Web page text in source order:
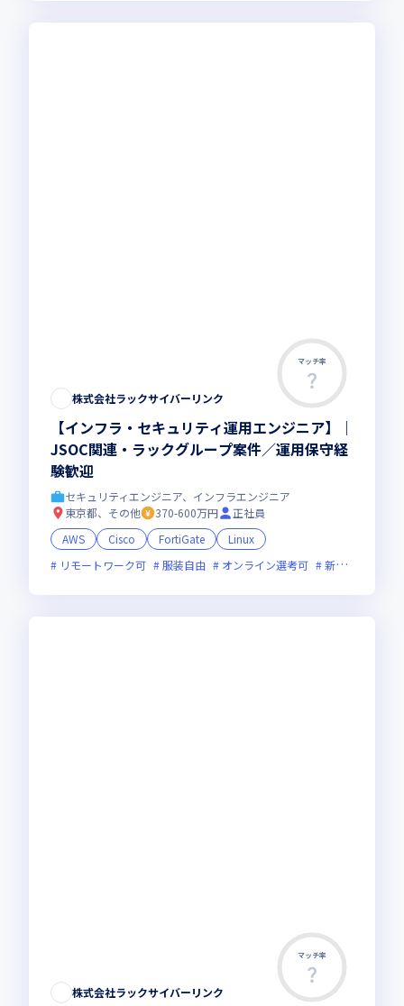
マッチ率
株式会社ラックサイバーリンク
【インフラ・セキュリティ運用エンジニア】｜
JSOC関連・ラックグループ案件／運用保守経
験歓迎
セキュリティエンジニア、インフラエンジニア
東京都、その他
370-600万円
正社員
AWS
Cisco FortiGate
Linux
リモートワーク可
服装自由 オンライン選考可 新技術に積極的
マッチ率
株式会社ラックサイバーリンク